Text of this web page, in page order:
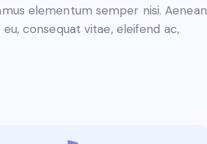
elementum semper nisi. Aenean
consequat vitae, eleifend ac,